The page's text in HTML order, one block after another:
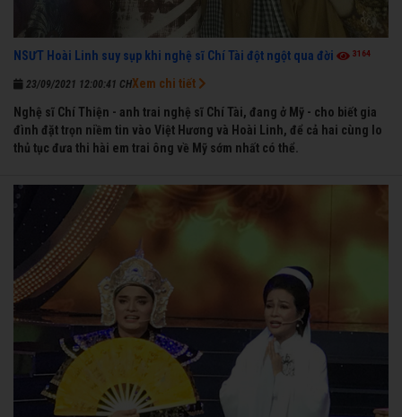
NSƯT Hoài Linh suy sụp khi nghệ sĩ Chí Tài đột ngột qua đời 3164
23/09/2021 12:00:41 CH
Nghệ sĩ Chí Thiện - anh trai nghệ sĩ Chí Tài, đang ở Mỹ - cho biết gia
đình đặt trọn niềm tin vào Việt Hương và Hoài Linh, để cả hai cùng lo
thủ tục đưa thi hài em trai ông về Mỹ sớm nhất có thể.
Xem chi tiết